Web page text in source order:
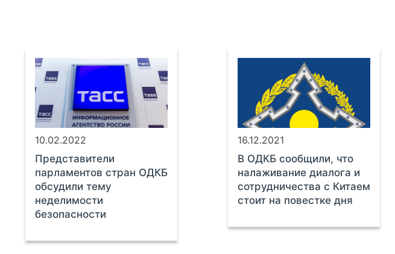
10.02.2022
Представители
парламентов стран ОДКБ
обсудили тему
неделимости
безопасности
16.12.2021
В ОДКБ сообщили, что
налаживание диалога и
сотрудничества с Китаем
стоит на повестке дня